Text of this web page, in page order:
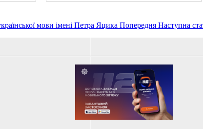
мови імені Петра Яцика Попередня Наступна